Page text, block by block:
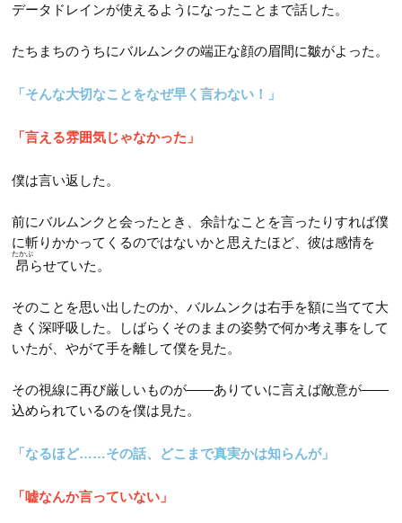
データドレインが使えるようになったことまで話した。
たちまちのうちにバルムンクの端正な顔の眉間に皺がよった。
「そんな大切なことをなぜ早く言わない！」
「言える雰囲気じゃなかった」
僕は言い返した。
前にバルムンクと会ったとき、余計なことを言ったりすれば僕
に斬りかかってくるのではないかと思えたほど、彼は感情を
昂
たかぶ
らせていた。
そのことを思い出したのか、バルムンクは右手を額に当てて大
きく深呼吸した。しばらくそのままの姿勢で何か考え事をして
いたが、やがて手を離して僕を見た。
その視線に再び厳しいものが――ありていに言えば敵意が――
込められているのを僕は見た。
「なるほど……その話、どこまで真実かは知らんが」
「嘘なんか言っていない」